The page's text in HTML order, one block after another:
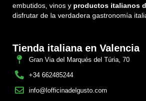
embutidos, vinos y productos italianos
disfrutar de la verdadera gastronomía
Tienda italiana en Valencia
Gran Via del Marqués del Túria, 70
+34 662485244
info@lofficinadelgusto.com